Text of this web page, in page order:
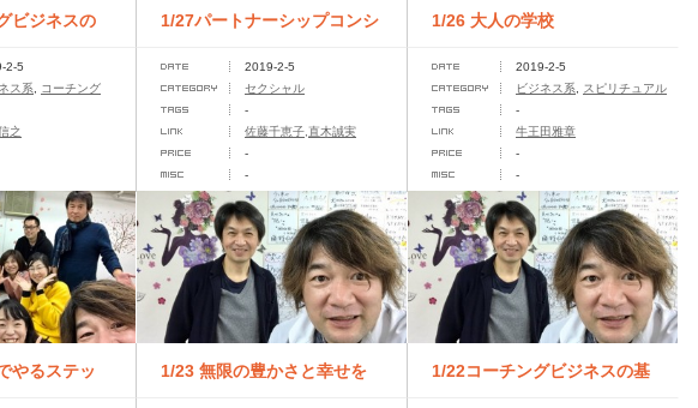
ビジネスの
で全部学べる
2-5
ス系
コーチング
之
1/27パートナーシップコンシ
ェルジュが 伝える、愛し愛
され...
2019-2-5
セクシャル
-
佐藤千恵子,直木誠実
-
-
1/26 大人の学校
2019-2-5
ビジネス系
スピリチュアル
-
牛王田雅章
-
-
やるステッ 1/23 無限の豊かさと幸せを 1/22コーチングビジネスの基